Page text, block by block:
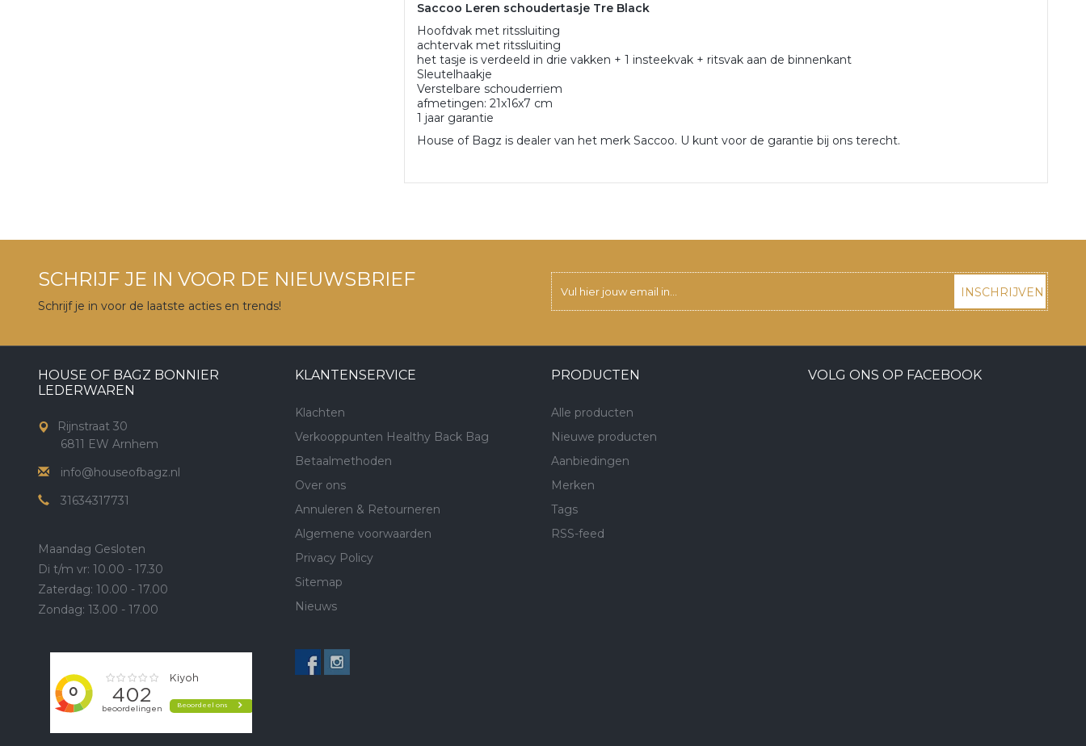
Saccoo Leren schoudertasje Tre Black
Hoofdvak met ritssluiting
achtervak met ritssluiting
het tasje is verdeeld in drie vakken + 1 insteekvak + ritsvak aan de binnenkant
Sleutelhaakje
Verstelbare schouderriem
afmetingen: 21x16x7 cm
1 jaar garantie
House of Bagz is dealer van het merk Saccoo. U kunt voor de garantie bij ons terecht.
SCHRIJF JE IN VOOR DE NIEUWSBRIEF
Schrijf je in voor de laatste acties en trends!
INSCHRIJVEN
HOUSE OF BAGZ BONNIER
LEDERWAREN
Rijnstraat 30
6811 EW Arnhem
info@houseofbagz.nl
31634317731
Maandag Gesloten
Di t/m vr: 10.00 - 17.30
Zaterdag: 10.00 - 17.00
Zondag: 13.00 - 17.00
KLANTENSERVICE
Klachten
Verkooppunten Healthy Back Bag
Betaalmethoden
Over ons
Annuleren & Retourneren
Algemene voorwaarden
Privacy Policy
Sitemap
Nieuws
PRODUCTEN
Alle producten
Nieuwe producten
Aanbiedingen
Merken
Tags
RSS-feed
VOLG ONS OP FACEBOOK